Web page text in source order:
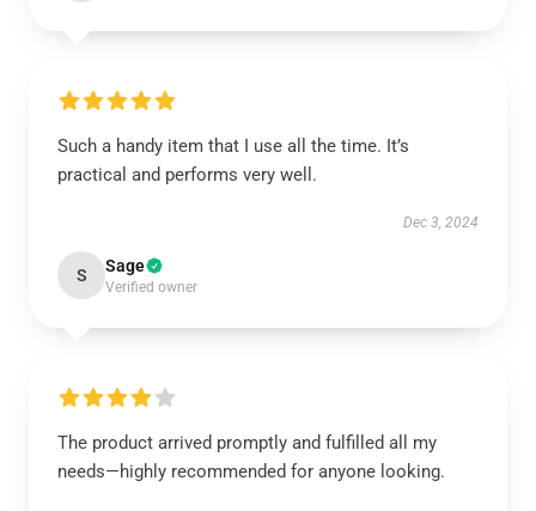
Such a handy item that I use all the time. It’s
practical and performs very well.
Dec 3, 2024
S Sage
Verified owner
The product arrived promptly and fulfilled all my
needs—highly recommended for anyone looking.